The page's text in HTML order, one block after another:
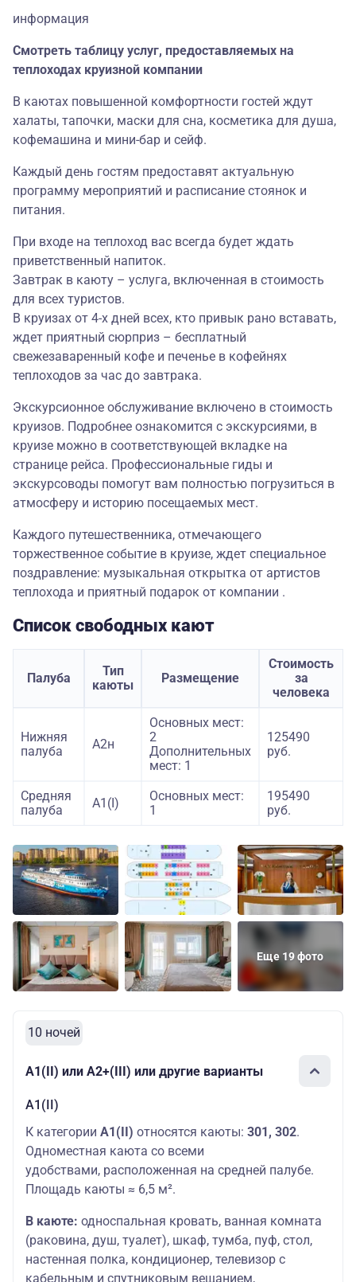
информация
Смотреть таблицу услуг, предоставляемых на
теплоходах круизной компании
В каютах повышенной комфортности гостей ждут
халаты, тапочки, маски для сна, косметика для душа,
кофемашина и мини-бар и сейф.
Каждый день гостям предоставят актуальную
программу мероприятий и расписание стоянок и
питания.
При входе на теплоход вас всегда будет ждать
приветственный напиток.
Завтрак в каюту – услуга, включенная в стоимость
для всех туристов.
В круизах от 4-х дней всех, кто привык рано вставать,
ждет приятный сюрприз – бесплатный
свежезаваренный кофе и печенье в кофейнях
теплоходов за час до завтрака.
Экскурсионное обслуживание включено в стоимость
круизов. Подробнее ознакомится с экскурсиями, в
круизе можно в соответствующей вкладке на
странице рейса. Профессиональные гиды и
экскурсоводы помогут вам полностью погрузиться в
атмосферу и историю посещаемых мест.
Каждого путешественника, отмечающего
торжественное событие в круизе, ждет специальное
поздравление: музыкальная открытка от артистов
теплохода и приятный подарок от компании .
Список свободных кают
Палуба
Тип
каюты
Размещение
Стоимость
за
человека
Нижняя
палуба
А2н
Основных мест:
2
Дополнительных
мест: 1
125490
руб.
Средняя
палуба
А1(I)
Основных мест:
1
195490
руб.
Еще 19 фото
10 ночей
А1(II) или А2+(III) или другие варианты
А1(II)
К категории А1(II) относятся каюты: 301, 302.
Одноместная каюта со всеми
удобствами, расположенная на средней палубе.
Площадь каюты ≈ 6,5 м².
В каюте: односпальная кровать, ванная комната
(раковина, душ, туалет), шкаф, тумба, пуф, стол,
настенная полка, кондиционер, телевизор с
кабельным и спутниковым вещанием,